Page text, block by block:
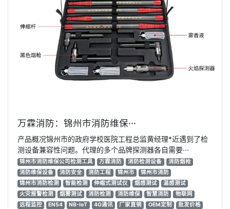
万霖消防：锦州市消防维保···
产品概况锦州市的政府学校医院工程总监黄经理*近遇到了检
测设备兼容性问题。代理的多个品牌探测器各自需要···
锦州市消防维保公司检测工具 万霖消防 消防检测设备
消防烟枪
消防维保设备
消防安全 消防工程 锦州市
锦州市消防
锦州市消防检测
智能检测 伸缩式测试仪 烟感测试
温感测试
火灾报警检测
烟雾测试 消防检测 消防维保 智慧消防
物联网
远程监控
EN54 NB-IoT 4G通讯 厂家直销 OEM定制
批发价格